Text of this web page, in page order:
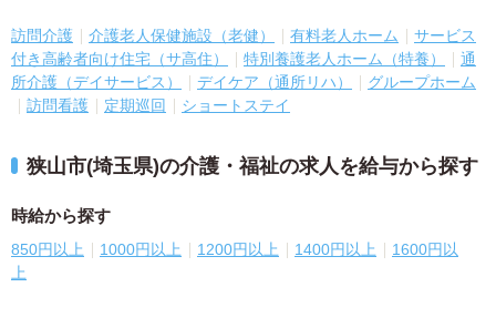
訪問介護 介護老人保健施設（老健） 有料老人ホーム
サービス
付き高齢者向け住宅（サ高住）
特別養護老人ホーム（特養）
通
所介護（デイサービス）
デイケア（通所リハ）
グループホーム
訪問看護
定期巡回 ショートステイ
狭山市(埼玉県)の介護・福祉の求人を給与から探す
時給から探す
850円以上 1000円以上 1200円以上 1400円以上
1600円以
上